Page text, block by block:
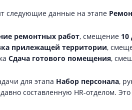
следующие данные на этапе
ремонтных работ, смещение 10
прилежащей территории,
Сдача готового помещения,
для этапа Набор персонала,
составленную HR-отделом.